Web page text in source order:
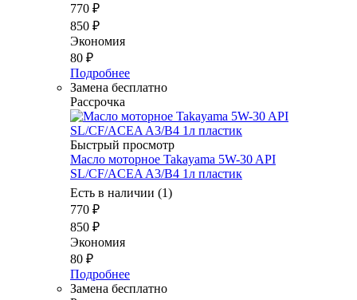
770 ₽
850 ₽
Экономия
80 ₽
Подробнее
Замена бесплатно
Рассрочка
Быстрый просмотр
Масло моторное Takayama 5W-30 API
SL/CF/ACEA A3/B4 1л пластик
Есть в наличии (1)
770 ₽
850 ₽
Экономия
80 ₽
Подробнее
Замена бесплатно